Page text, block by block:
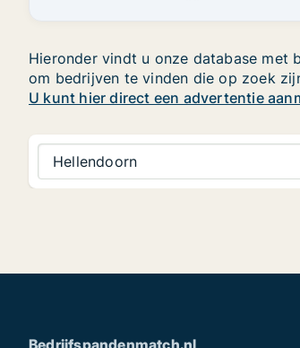
Hieronder vindt u onze database met
om bedrijven te vinden die op zoek
U kunt hier direct een advertentie
Hellendoorn
Bedrijfspandenmatch.nl